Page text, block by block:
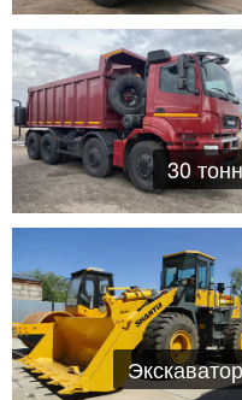
30 тонн
Экскаватор